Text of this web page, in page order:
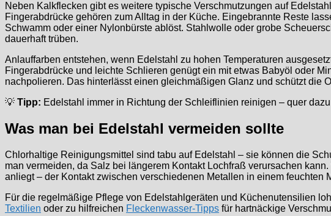
Neben Kalkflecken gibt es weitere typische Verschmutzungen auf
Fingerabdrücke gehören zum Alltag in der Küche. Eingebrannte Reste
Schwamm oder einer Nylonbürste ablöst. Stahlwolle oder grobe
dauerhaft trüben.
Anlauffarben entstehen, wenn Edelstahl zu hohen Temperaturen
Fingerabdrücke und leichte Schlieren genügt ein mit etwas Babyöl oder
nachpolieren. Das hinterlässt einen gleichmäßigen Glanz und schützt die
💡 Tipp: Edelstahl immer in Richtung der Schleiflinien reinigen – quer
Was man bei Edelstahl vermeiden sollte
Chlorhaltige Reinigungsmittel sind tabu auf Edelstahl – sie können die
man vermeiden, da Salz bei längerem Kontakt Lochfraß verursachen
anliegt – der Kontakt zwischen verschiedenen Metallen in einem feuchten
Für die regelmäßige Pflege von Edelstahlgeräten und Küchenutensilien
Textilien oder zu hilfreichen Fleckenwasser-Tipps für hartnäckige